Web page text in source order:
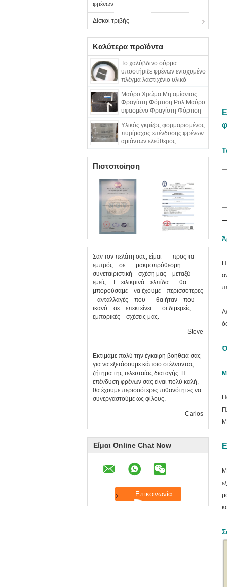
φρένων
Δίσκοι τριβής
Καλύτερα προϊόντα
Το χαλύβδινο σύρμα
υποστήριξε φρένων ενισχυμένο
πλέγμα λαστιχένιο υλικό
το επένδυση
Μαύρο Χρώμα Μη αμίαντος
Φραγίστη Φόρτιση Ρολ Μαύρο
υφασμένο Φραγίστη Φόρτιση
Υλικός γκρίζος φορμαρισμένος
πυρίμαχος επένδυσης φρένων
αμιάντων ελεύθερος
εύκαμπτος
Πιστοποίηση
Σαν τον πελάτη σας, είμαι προς τα
εμπρός σε μακροπρόθεσμη
συνεταιριστική σχέση μας μεταξύ
εμείς. Ι ειλικρινά ελπίδα θα
μπορούσαμε να έχουμε περισσότερες
ανταλλαγές που θα ήταν που
ικανό σε επεκτείνει οι διμερείς
εμπορικές σχέσεις μας.
—— Steve
Εκτιμάμε πολύ την έγκαιρη βοήθειά σας
για να εξετάσουμε κάποιο στέλνοντας
ζήτημα της τελευταίας διαταγής. Η
επένδυση φρένων σας είναι πολύ καλή,
θα έχουμε περισσότερες πιθανότητες να
συνεργαστούμε ως φίλους.
—— Carlos
Είμαι Online Chat Now